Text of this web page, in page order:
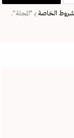
الخاصة بـ “المجلة".